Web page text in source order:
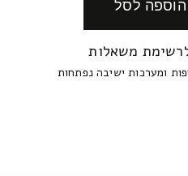
משאלות
ומערכות ישיבה נפתחות